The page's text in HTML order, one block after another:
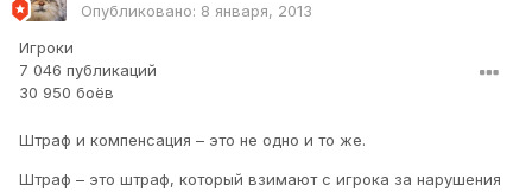
Опубликовано: 8 января, 2013
Игроки
7 046 публикаций
30 950 боёв
Штраф и компенсация – это не одно и то же.
Штраф – это штраф, который взимают с игрока за нарушения